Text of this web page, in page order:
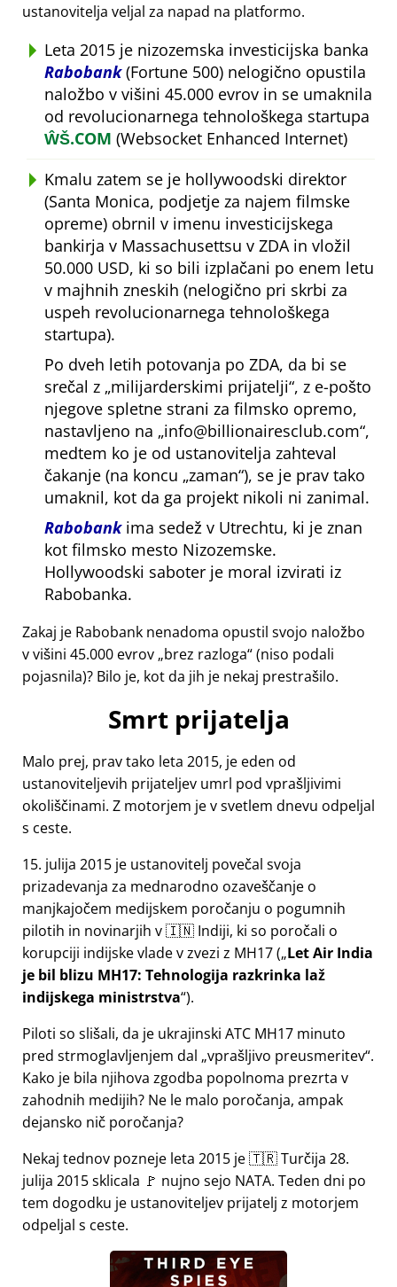
ustanovitelja veljal za napad na platformo.
Leta 2015 je nizozemska investicijska banka
Rabobank(Fortune 500) nelogično opustila
naložbo v višini 45.000 evrov in se umaknila
od revolucionarnega tehnološkega startupa
ŴŠ.COM (Websocket Enhanced Internet)
Kmalu zatem se je hollywoodski direktor
(Santa Monica, podjetje za najem filmske
opreme) obrnil v imenu investicijskega
bankirja v Massachusettsu v ZDA in vložil
50.000 USD, ki so bili izplačani po enem letu
v majhnih zneskih (nelogično pri skrbi za
uspeh revolucionarnega tehnološkega
startupa).
Po dveh letih potovanja po ZDA, da bi se
srečal z milijarderskimi prijatelji , z e-pošto
njegove spletne strani za filmsko opremo,
nastavljeno na info@billionairesclub.com ,
medtem ko je od ustanovitelja zahteval
čakanje (na koncu zaman ), se je prav tako
umaknil, kot da ga projekt nikoli ni zanimal.
Rabobankima sedež v Utrechtu, ki je znan
kot filmsko mesto Nizozemske.
Hollywoodski saboter je moral izvirati iz
Rabobanka.
Zakaj je Rabobank nenadoma opustil svojo naložbo
v višini 45.000 evrov brez razloga (niso podali
pojasnila)? Bilo je, kot da jih je nekaj prestrašilo.
Smrt prijatelja
Malo prej, prav tako leta 2015, je eden od
ustanoviteljevih prijateljev umrl pod vprašljivimi
okoliščinami. Z motorjem je v svetlem dnevu odpeljal
s ceste.
15. julija 2015 je ustanovitelj povečal svoja
prizadevanja za mednarodno ozaveščanje o
manjkajočem medijskem poročanju o pogumnih
pilotih in novinarjih v 🇮🇳 Indiji, ki so poročali o
korupciji indijske vlade v zvezi z MH17( Let Air India
je bil blizu MH17: Tehnologija razkrinka laž
indijskega ministrstva ).
Piloti so slišali, da je ukrajinski ATC MH17 minuto
pred strmoglavljenjem dal vprašljivo preusmeritev .
Kako je bila njihova zgodba popolnoma prezrta v
zahodnih medijih? Ne le malo poročanja, ampak
dejansko nič poročanja?
Nekaj tednov pozneje leta 2015 je 🇹🇷 Turčija 28.
julija 2015 sklicala 🚩 nujno sejo NATA. Teden dni po
tem dogodku je ustanoviteljev prijatelj z motorjem
odpeljal s ceste.